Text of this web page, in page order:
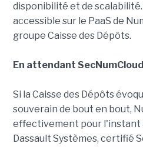
disponibilité et de
accessible sur le PaaS de
groupe Caisse des Dépôts.
En attendant SecNumCloud
Si la Caisse des Dépôts
souverain de bout en bout,
effectivement pour l'instant
Dassault Systèmes, certifié